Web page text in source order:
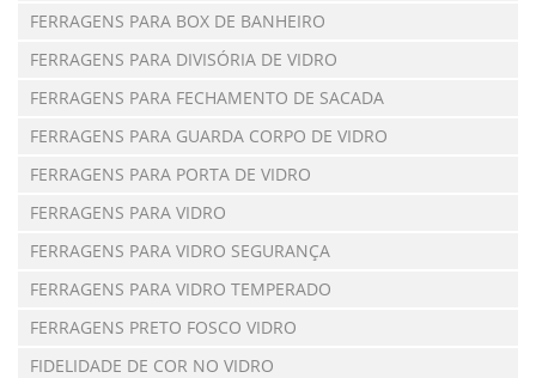
FERRAGENS PARA BOX DE BANHEIRO
FERRAGENS PARA DIVISÓRIA DE VIDRO
FERRAGENS PARA FECHAMENTO DE SACADA
FERRAGENS PARA GUARDA CORPO DE VIDRO
FERRAGENS PARA PORTA DE VIDRO
FERRAGENS PARA VIDRO
FERRAGENS PARA VIDRO SEGURANÇA
FERRAGENS PARA VIDRO TEMPERADO
FERRAGENS PRETO FOSCO VIDRO
FIDELIDADE DE COR NO VIDRO